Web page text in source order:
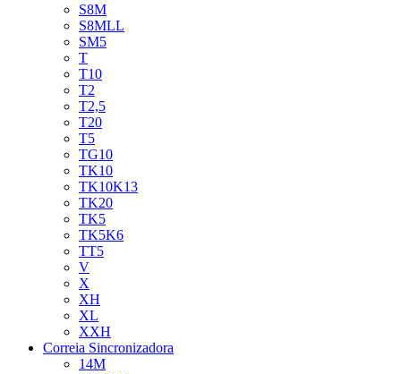
S8M
S8MLL
SM5
T
T10
T2
T2,5
T20
T5
TG10
TK10
TK10K13
TK20
TK5
TK5K6
TT5
V
X
XH
XL
XXH
Correia Sincronizadora
14M